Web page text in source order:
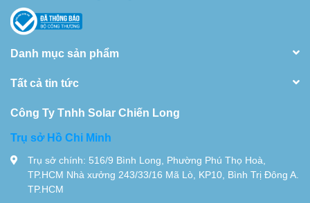
Danh mục sản phẩm
Tất cả tin tức
Công Ty Tnhh Solar Chiến Long
Trụ sở Hồ Chi Minh
Trụ sở chính: 516/9 Bình Long, Phường Phú Thọ Hoà,
TP.HCM Nhà xưởng 243/33/16 Mã Lò, KP10, Bình Trị Đông A.
TP.HCM